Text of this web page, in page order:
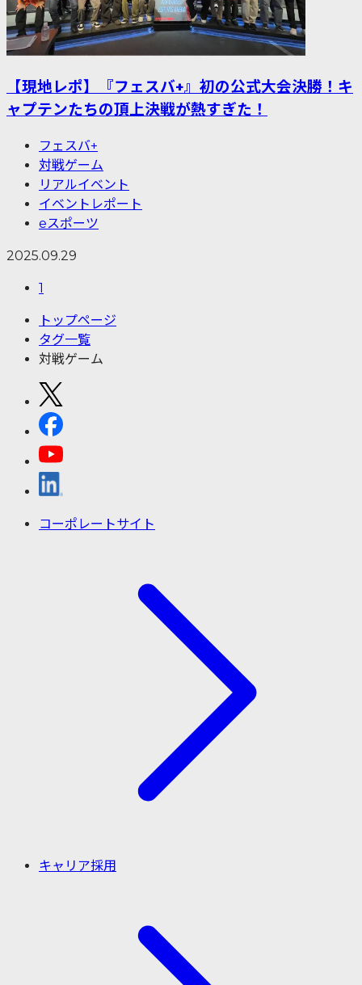
【現地レポ】『フェスバ+』初の公式大会決勝！キ
ャプテンたちの頂上決戦が熱すぎた！
フェスバ+
対戦ゲーム
リアルイベント
イベントレポート
eスポーツ
2025.09.29
1
トップページ
タグ一覧
対戦ゲーム
コーポレートサイト
キャリア採用